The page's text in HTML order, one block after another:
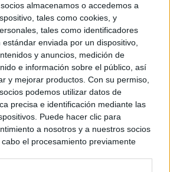
almacenamos o accedemos a
tales como cookies, y
tales como identificadores
enviada por un dispositivo,
y anuncios, medición de
e información sobre el público, así
y mejorar productos. Con su permiso,
podemos utilizar datos de
precisa e identificación mediante las
Puede hacer clic para
a nosotros y a nuestros socios
el procesamiento previamente
del PP: así es la
ático de Ayuso
Legal Privacidad y Cookies